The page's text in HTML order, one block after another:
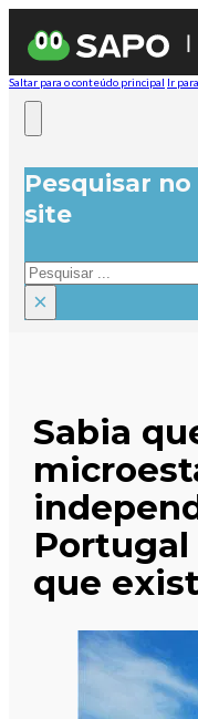
Saltar para o conteúdo principal Ir
Pesquisar no
site
Pesquisar
×
Sabia
Portugal
que